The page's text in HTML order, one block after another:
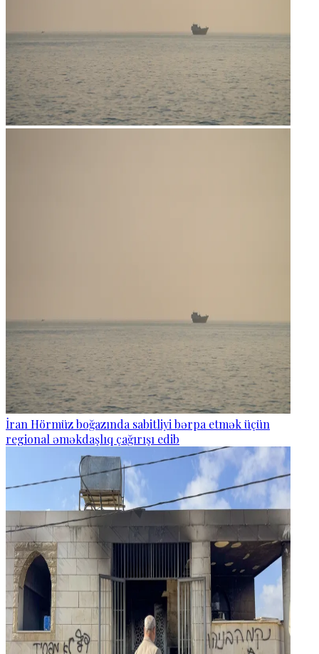
İran Hörmüz boğazında sabitliyi bərpa etmək üçün
regional əməkdaşlıq çağırışı edib